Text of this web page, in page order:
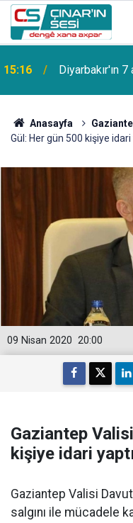
15:16 Diyarbakır'ın
Anasayfa
Gül: Her gün 500 kişiye
20:00
09 Nisan 2020
Gaziantep
kişiye idari
Gaziantep Valisi
salgını ile mücadele